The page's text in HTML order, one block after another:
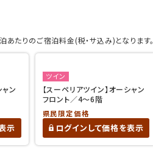
たりのご宿泊料金(税・サ込み)となります。
ャン
示
ツイン
【スーペリアツイン】オーシャン
フロント／4～6階
県民限定価格
ログインして価格を表示